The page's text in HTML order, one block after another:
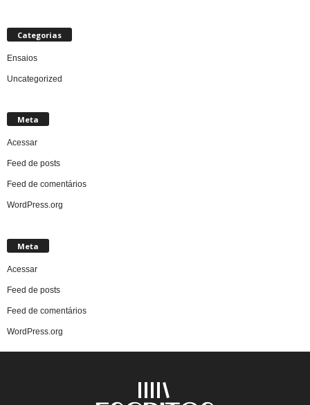
Categorias
Ensaios
Uncategorized
Meta
Acessar
Feed de posts
Feed de comentários
WordPress.org
Meta
Acessar
Feed de posts
Feed de comentários
WordPress.org